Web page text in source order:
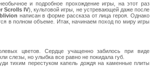
и подробное прохождение игры, на этот раз
Scrolls IV), культовой игры, не устревающей даже после
написан в форме рассказа от лица героя. Однако
в полном объеме. Итак, начинаем поход по миру игры
цветов. Сердце учащенно забилось при виде
слезы, но улыбка все равно не покидала губ.
тихим перестуком капель дождя на каменные плиты